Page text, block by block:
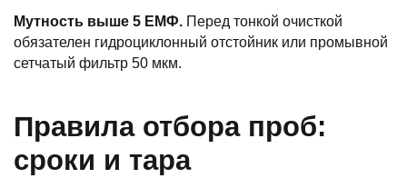
Мутность выше 5 ЕМФ. Перед тонкой очисткой
обязателен гидроциклонный отстойник или промывной
сетчатый фильтр 50 мкм.
Правила отбора проб:
сроки и тара